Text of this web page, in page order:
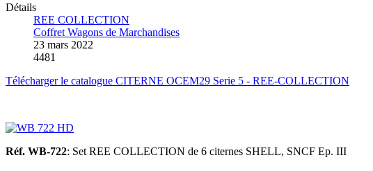
Détails
REE COLLECTION
Coffret Wagons de Marchandises
23 mars 2022
4481
Télécharger le catalogue CITERNE OCEM29 Serie 5 - REE-COLLECTION
Réf. WB-722: Set REE COLLECTION de 6 citernes SHELL, SNCF Ep. III